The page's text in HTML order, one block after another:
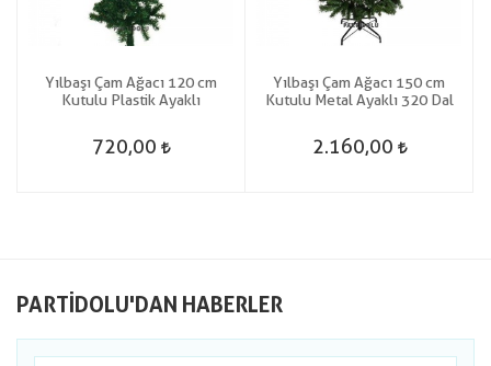
Yılbaşı Çam Ağacı 120 cm
Kutulu Plastik Ayaklı
720,00
Yılbaşı Çam Ağacı 150 cm
Kutulu Metal Ayaklı 320 Dal
2.160,00
PARTIDOLU'DAN HABERLER